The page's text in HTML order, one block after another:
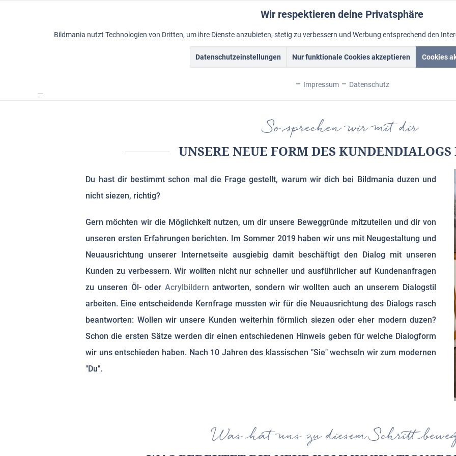
Ölbilder Acrylbilder Rahmen Ölbild vom Foto Foto malen
So sprechen wir mit dir
UNSERE NEUE FORM DES
Du hast dir bestimmt schon mal die Frage gestellt, warum wir dich bei Bildmania duzen und
nicht siezen, richtig?
Gern möchten wir die Möglichkeit nutzen, um dir unsere Beweggründe mitzuteilen und dir von
unseren ersten Erfahrungen berichten. Im Sommer 2019 haben wir uns mit Neugestaltung und
Neuausrichtung unserer Internetseite ausgiebig damit beschäftigt den Dialog mit unseren
Kunden zu verbessern. Wir wollten nicht nur schneller und ausführlicher auf Kundenanfragen
zu unseren Öl- oder Acrylbildern antworten, sondern wir wollten auch an unserem Dialogstil
arbeiten. Eine entscheidende Kernfrage mussten wir für die Neuausrichtung des Dialogs rasch
beantworten: Wollen wir unsere Kunden weiterhin förmlich siezen oder eher modern duzen?
Schon die ersten Sätze werden dir einen entschiedenen Hinweis geben für welche Dialogform
wir uns entschieden haben. Nach 10 Jahren des klassischen "Sie" wechseln wir zum modernen
"Du".
Was hat uns zu diesem Schritt
Wir respektieren deine Privatsphäre
Bildmania nutzt Technologien von Dritten, um ihre Dienste anzubieten, stetig zu verbessern und Werbung entsprechend den
Datenschutzeinstellungen Nur funktionale Cookies akzeptieren Cookies
Impressum Datenschutz